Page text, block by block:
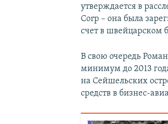
утверждается в
Corp – она была
счет в швейцарском
В свою очередь
минимум до 2013
на Сейшельских
средств в бизнес-